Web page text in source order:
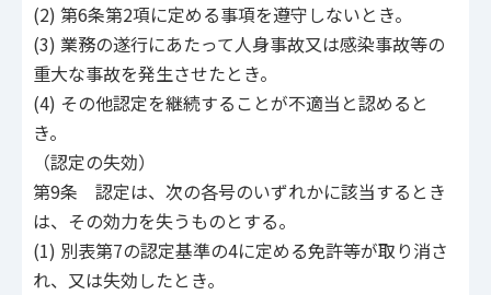
(2) 第6条第2項に定める事項を遵守しないとき。
(3) 業務の遂行にあたって人身事故又は感染事故等の
重大な事故を発生させたとき。
(4) その他認定を継続することが不適当と認めると
き。
（認定の失効）
第9条 認定は、次の各号のいずれかに該当するとき
は、その効力を失うものとする。
(1) 別表第7の認定基準の4に定める免許等が取り消さ
れ、又は失効したとき。